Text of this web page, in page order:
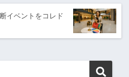
イベントをコレド